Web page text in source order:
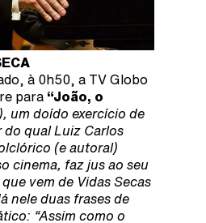
à 0h50, a TV Globo
para “João, o
um doído exercício de
do qual Luiz Carlos
(e autoral)
cinema, faz jus ao seu
vem de Vidas Secas
nele duas frases de
“Assim como o